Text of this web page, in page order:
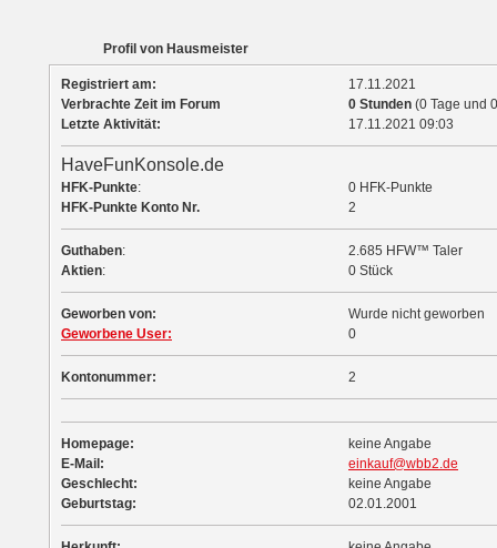
Profil von Hausmeister
Registriert am:
17.11.2021
Verbrachte Zeit im Forum
0 Stunden (0 Tage und
Letzte Aktivität:
17.11.2021 09:03
HaveFunKonsole.de
HFK-Punkte:
0 HFK-Punkte
HFK-Punkte Konto Nr.
2
Guthaben:
2.685 HFW™ Taler
Aktien: 0 Stück
Geworben von:
Wurde nicht geworben
Geworbene User:
0
Kontonummer: 2
Homepage:
keine Angabe
E-Mail:
einkauf@wbb2.de
Geschlecht:
keine Angabe
Geburtstag:
02.01.2001